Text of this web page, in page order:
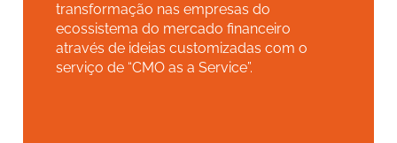
transformação nas empresas do
ecossistema do mercado financeiro
através de ideias customizadas com o
serviço de “CMO as a Service”.